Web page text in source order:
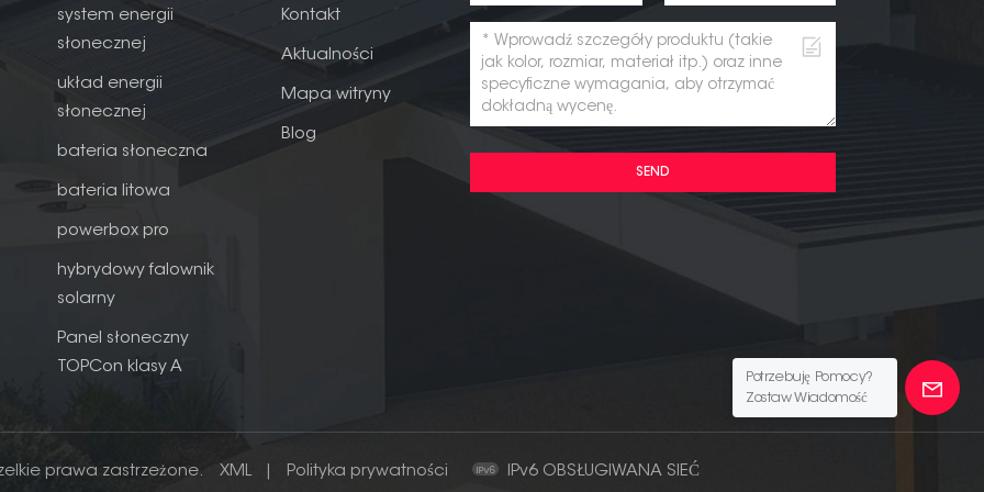
koszty instalacji i materiałów.&nbsp;Zastosowania BIPV&nbsp;BIPV
Każdy rodzaj fasady, która otrzymuje dużo światła
korzystają z dachów i świetliki dla BIPV. Ponieważ większe budynki
na dachu, okna są kolejną doskonałą lokalizacją. Okna
w okolicy.&nbsp;Systemy BIPV mogą zaspokoić potrzeby
na paliwa kopalne, przyczyniając się w ten sposób do
system energii
słonecznej
układ energii
słonecznej
bateria słoneczna
bateria litowa
powerbox pro
hybrydowy falownik
solarny
Panel słoneczny
TOPCon klasy A
Kontakt
Aktualności
Mapa witryny
Blog
SEND
prawa zastrzeżone. XML Polityka prywatności IPv6 OBSŁUGIWANA SIEĆ
Potrzebuję Pomocy?
Zostaw Wiadomość